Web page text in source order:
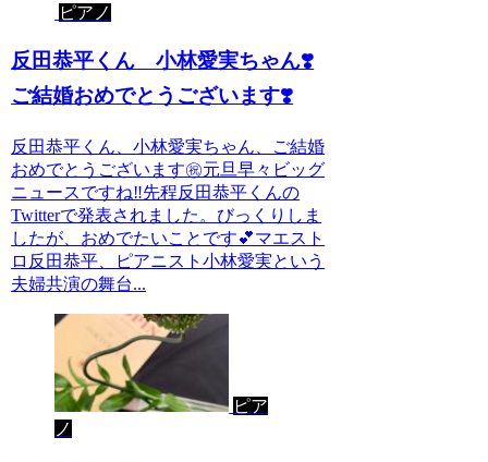
ピアノ
反田恭平くん 小林愛実ちゃん❣️
ご結婚おめでとうございます❣️
反田恭平くん、小林愛実ちゃん、ご結婚
おめでとうございます㊗️元旦早々ビッグ
ニュースですね‼️先程反田恭平くんの
Twitterで発表されました。びっくりしま
したが、おめでたいことです💕マエスト
ロ反田恭平、ピアニスト小林愛実という
夫婦共演の舞台...
ピア
ノ